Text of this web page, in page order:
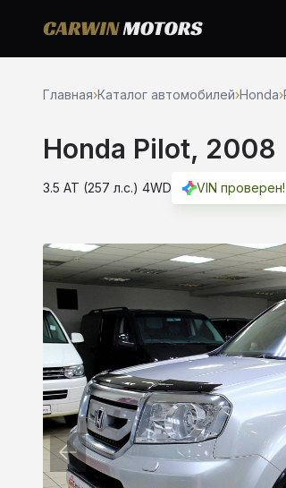
Главная›Каталог автомобилей›Honda›
Honda Pilot, 2008
3.5 AT (257 л.с.) 4WD VIN проверен!